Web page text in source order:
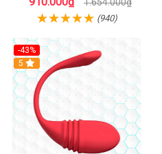
(940)
-43%
Hot
5